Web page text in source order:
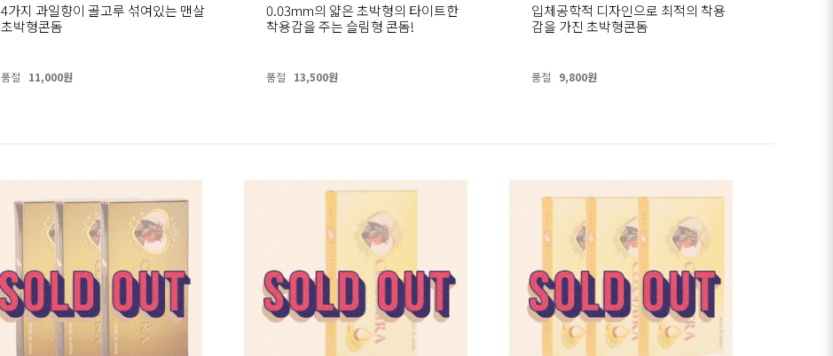
4가지 과일향이 골고루 섞여있는 맨살
초박형콘돔
품절 11,000원
0.03mm의 얇은 초박형의 타이트한
착용감을 주는 슬림형 콘돔!
품절 13,500원
입체공학적 디자인으로 최적의 착용
감을 가진 초박형콘돔
품절 9,800원